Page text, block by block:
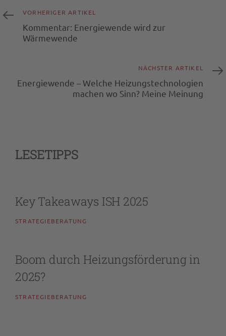
VORHERIGER ARTIKEL
Kommentar: Energiewende wird zur
Wärmewende
NÄCHSTER ARTIKEL
Energiewende – Welche Heizungstechnologien
machen wo Sinn? Meine Meinung
LESETIPPS
Key Takeaways ISH 2025
STRATEGIEBERATUNG
Boom durch Heizungsförderung in
2025?
STRATEGIEBERATUNG